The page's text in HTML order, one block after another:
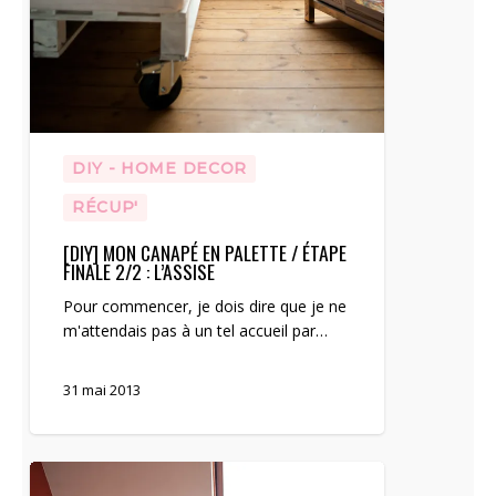
DIY - HOME DECOR
RÉCUP'
[DIY] MON CANAPÉ EN PALETTE / ÉTAPE
FINALE 2/2 : L’ASSISE
Pour commencer, je dois dire que je ne
m'attendais pas à un tel accueil par…
31 mai 2013
[DIY]